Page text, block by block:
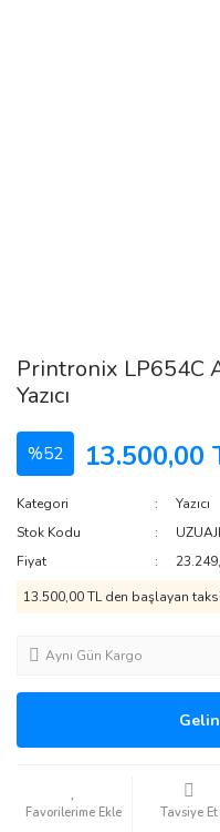
Printronix LP654C
Yazıcı
%52 13.500,00
Kategori
Yazıcı
Stok Kodu
Fiyat
13.500,00 TL den başlayan
Aynı Gün Kargo
Tavsiye Et